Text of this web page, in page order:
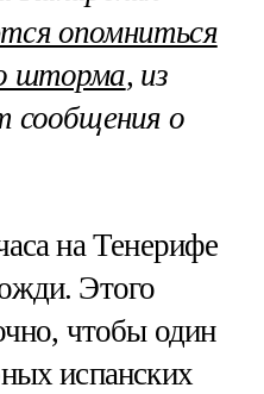
опомниться
шторма, из
сообщения о
на Тенерифе
Этого
чтобы один
испанских